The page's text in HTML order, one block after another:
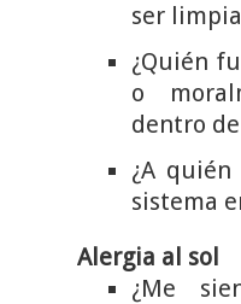
ser
¿Quién
o
dentro
¿A
sistema
Alergia al sol
¿Me